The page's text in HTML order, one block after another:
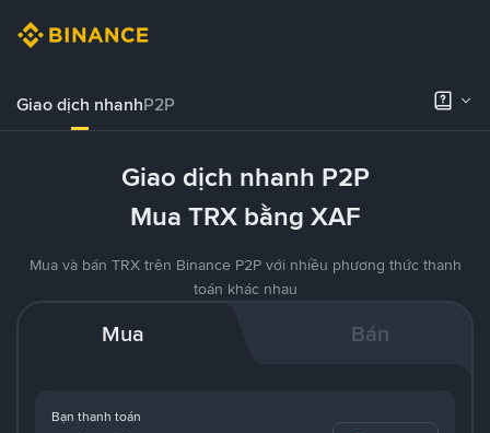
Giao dịch nhanhP2P
Giao dịch nhanh P2P
Mua TRX bằng XAF
Mua và bán TRX trên Binance P2P với nhiều phương thức thanh
toán khác nhau
Mua Bán
Bạn thanh toán